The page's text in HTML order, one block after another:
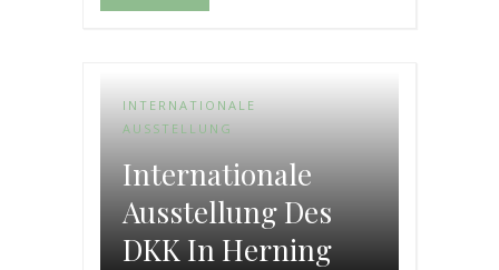
INTERNATIONALE
AUSSTELLUNG
Internationale
Ausstellung Des
DKK In Herning